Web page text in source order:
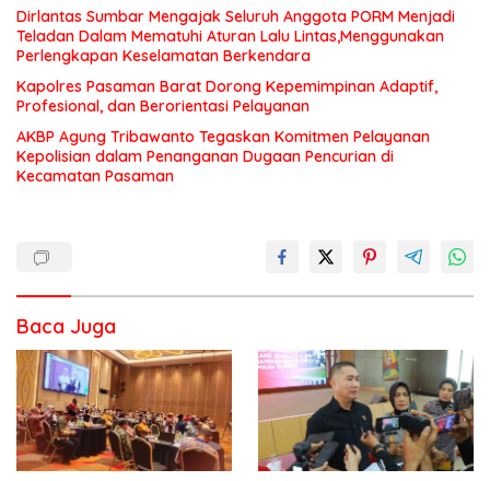
Dirlantas Sumbar Mengajak Seluruh Anggota PORM Menjadi
Teladan Dalam Mematuhi Aturan Lalu Lintas,Menggunakan
Perlengkapan Keselamatan Berkendara
Kapolres Pasaman Barat Dorong Kepemimpinan Adaptif,
Profesional, dan Berorientasi Pelayanan
AKBP Agung Tribawanto Tegaskan Komitmen Pelayanan
Kepolisian dalam Penanganan Dugaan Pencurian di
Kecamatan Pasaman
Baca Juga